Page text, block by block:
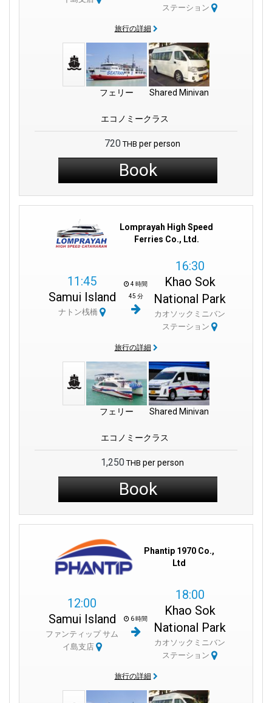
ステーション
旅行の詳細
フェリー Shared Minivan
エコノミークラス
720 THB per person
Book
Lomprayah High Speed
Ferries Co., Ltd.
11:45
Samui Island
ナトン桟橋
4 時間
45 分
16:30
Khao Sok
National Park
カオソックミニバン
ステーション
旅行の詳細
フェリー Shared Minivan
エコノミークラス
1,250 THB per person
Book
Phantip 1970 Co.,
Ltd
12:00
Samui Island
ファンティップ サム
イ島支店
6 時間
18:00
Khao Sok
National Park
カオソックミニバン
ステーション
旅行の詳細